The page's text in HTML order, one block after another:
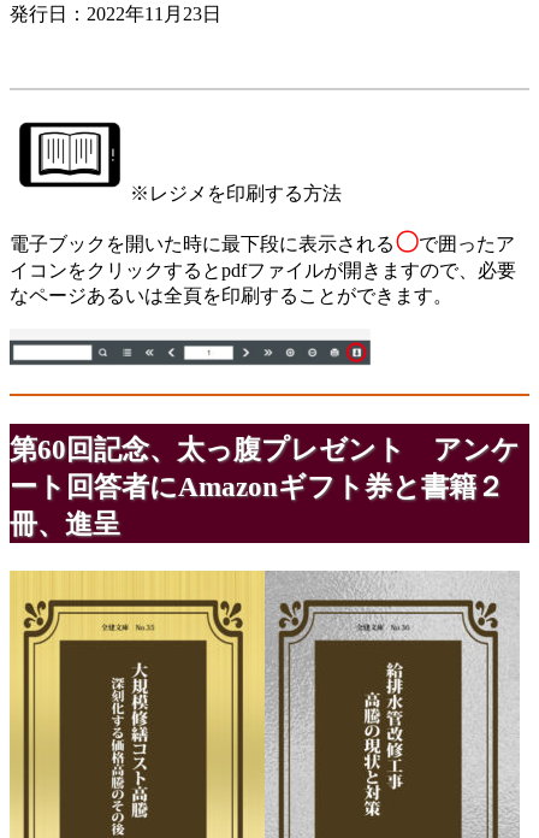
発行日：2022年11月23日
※レジメを印刷する方法
電子ブックを開いた時に最下段に表示される〇で囲ったア
イコンをクリックするとpdfファイルが開きますので、必要
なページあるいは全頁を印刷することができます。
第60回記念、太っ腹プレゼント アンケ
ート回答者にAmazonギフト券と書籍２
冊、進呈